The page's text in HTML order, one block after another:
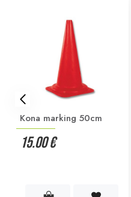
Kona marking 50cm
15.00 €